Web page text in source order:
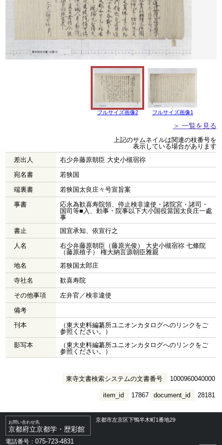
フルサイズ画像2 フルサイズ画像1
＞ 一覧を見る
上記のサムネイルは関連の枝番号を
表示している場合があります
差出人
右少弁藤原朝臣 大史小槻宿祢
宛名書
若狭国
端裏書
若狭国太良庄々号宣旨案
事書
応永為歓喜寿院領、停止検非違使・諸院宮・諸司・
国司等■入、勅事・院事以下大小国役當国太良庄一處
事
書止
国宜承知、依宣行之
人名
右少弁藤原朝臣（藤原光俊） 大史小槻宿祢 七條院
（藤原殖子） 権大納言源朝臣雅親
地名
若狭国太郎庄
寺社名
歓喜寿院
その他事項
左弁官／検非違使
備考
刊本
（東大史料編纂所ユニオンカタログへのリンクをご
参照ください。）
影写本
（東大史料編纂所ユニオンカタログへのリンクをご
参照ください。）
東寺文書検索システムの文書番号 1000960040000
document_id 28181
item_id 17867
お問い合わせ先
京都府立京都学・歴彩館
京都市左京区下鴨半木町1番地29
電話番号：075-723-4831